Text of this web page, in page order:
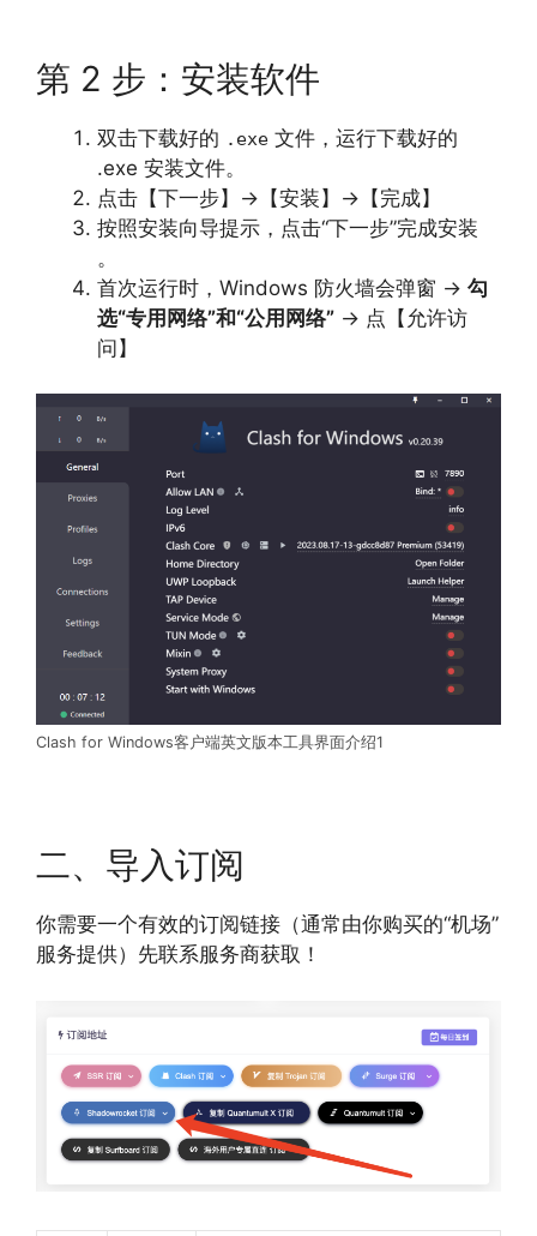
第 2 步：安装软件
双击下载好的 .exe 文件，运行下载好的
.exe 安装文件。
点击【下一步】→【安装】→【完成】
按照安装向导提示，点击“下一步”完成安装
。
首次运行时，Windows 防火墙会弹窗 → 勾
选“专用网络”和“公用网络” → 点【允许访
问】
Clash for Windows客户端英文版本工具界面介绍1
二、导入订阅
你需要一个有效的订阅链接（通常由你购买的“机场”
服务提供）先联系服务商获取！